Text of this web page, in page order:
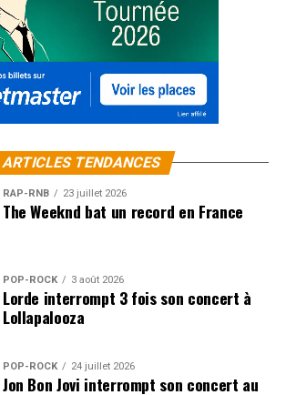
ARTICLES TENDANCES
RAP-RNB 23 juillet 2026
The Weeknd bat un record en France
POP-ROCK 3 août 2026
Lorde interrompt 3 fois son concert à
Lollapalooza
POP-ROCK 24 juillet 2026
Jon Bon Jovi interrompt son concert au